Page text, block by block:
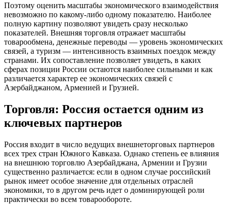
Поэтому оценить масштабы экономического взаимодействия
невозможно по какому-либо одному показателю. Наиболее
полную картину позволяют увидеть сразу несколько
показателей. Внешняя торговля отражает масштабы
товарообмена, денежные переводы — уровень экономических
связей, а туризм — интенсивность взаимных поездок между
странами. Их сопоставление позволяет увидеть, в каких
сферах позиции России остаются наиболее сильными и как
различается характер ее экономических связей с
Азербайджаном, Арменией и Грузией.
Торговля: Россия остается одним из
ключевых партнеров
Россия входит в число ведущих внешнеторговых партнеров
всех трех стран Южного Кавказа. Однако степень ее влияния
на внешнюю торговлю Азербайджана, Армении и Грузии
существенно различается: если в одном случае российский
рынок имеет особое значение для отдельных отраслей
экономики, то в другом речь идет о доминирующей роли
практически во всем товарообороте.